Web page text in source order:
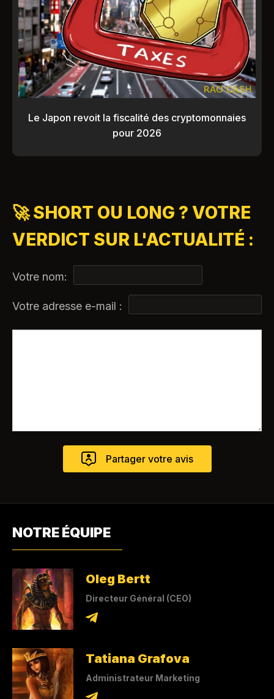
Le Japon revoit la fiscalité des cryptomonnaies
pour 2026
🚀 SHORT OU LONG ? VOTRE
VERDICT SUR L'ACTUALITÉ :
Votre nom:
Votre adresse e-mail :
NOTRE ÉQUIPE
Oleg Bertt
Directeur Général (CEO)
Tatiana Grafova
Administrateur Marketing